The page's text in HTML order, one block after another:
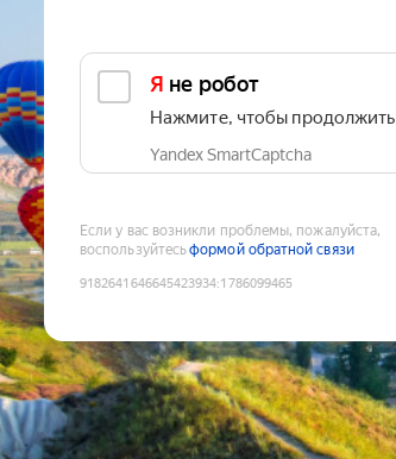
Я не робот
Нажмите, чтобы продолжить
Yandex SmartCaptcha
Если у вас возникли проблемы, пожалуйста,
воспользуйтесьформой обратной связи
9182641646645423934:1786099465